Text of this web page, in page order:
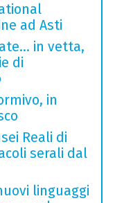
ad Asti
in vetta,
di
in
Reali di
serali dal
linguaggi